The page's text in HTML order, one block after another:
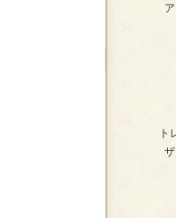
ト